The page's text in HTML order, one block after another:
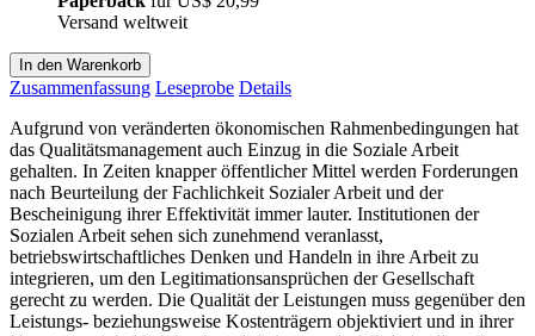
Versand weltweit
In den Warenkorb
Zusammenfassung Leseprobe Details
Aufgrund von veränderten ökonomischen Rahmenbedingungen hat
das Qualitätsmanagement auch Einzug in die Soziale Arbeit
gehalten. In Zeiten knapper öffentlicher Mittel werden Forderungen
nach Beurteilung der Fachlichkeit Sozialer Arbeit und der
Bescheinigung ihrer Effektivität immer lauter. Institutionen der
Sozialen Arbeit sehen sich zunehmend veranlasst,
betriebswirtschaftliches Denken und Handeln in ihre Arbeit zu
integrieren, um den Legitimationsansprüchen der Gesellschaft
gerecht zu werden. Die Qualität der Leistungen muss gegenüber den
Leistungs- beziehungsweise Kostenträgern objektiviert und in ihrer